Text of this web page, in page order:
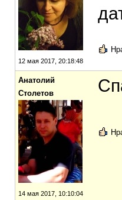
12 мая 2017, 20:18:48
Анатолий
Столетов
14 мая 2017, 10:10:04